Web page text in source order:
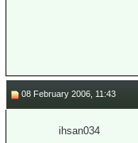
08 February 2006, 11:43
ihsan034